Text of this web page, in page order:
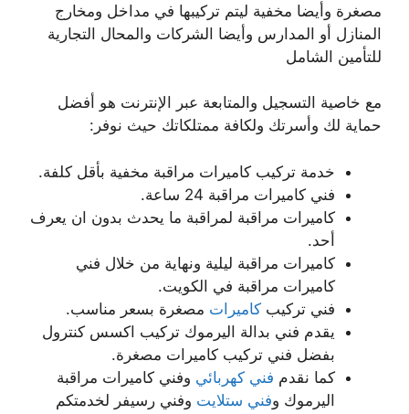
مصغرة وأيضا مخفية ليتم تركيبها في مداخل ومخارج
المنازل أو المدارس وأيضا الشركات والمحال التجارية
للتأمين الشامل
مع خاصية التسجيل والمتابعة عبر الإنترنت هو أفضل
حماية لك وأسرتك ولكافة ممتلكاتك حيث نوفر:
خدمة تركيب كاميرات مراقبة مخفية بأقل كلفة.
فني كاميرات مراقبة 24 ساعة.
كاميرات مراقبة لمراقبة ما يحدث بدون ان يعرف
أحد.
كاميرات مراقبة ليلية ونهاية من خلال فني
كاميرات مراقبة في الكويت.
فني تركيب كاميرات مصغرة بسعر مناسب.
يقدم فني بدالة اليرموك تركيب اكسس كنترول
بفضل فني تركيب كاميرات مصغرة.
كما نقدم فني كهربائي وفني كاميرات مراقبة
اليرموك وفني ستلايت وفني رسيفر لخدمتكم